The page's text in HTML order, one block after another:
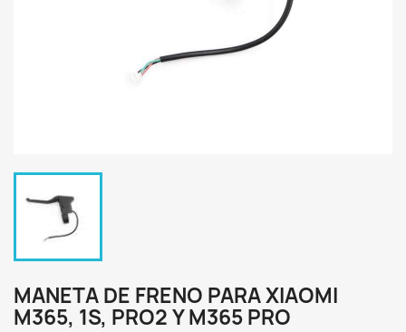
MANETA DE FRENO PARA XIAOMI
M365, 1S, PRO2 Y M365 PRO